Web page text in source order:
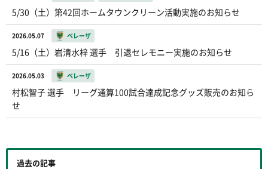
5/30（土）第42回ホームタウンクリーン活動実施のお知らせ
2026.05.07 ベレーザ
5/16（土）岩清水梓 選手 引退セレモニー実施のお知らせ
2026.05.03 ベレーザ
村松智子 選手 リーグ通算100試合達成記念グッズ販売のお知ら
せ
過去の記事